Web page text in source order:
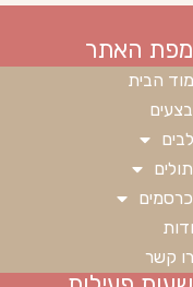
מפת האתר
הבית
קשר